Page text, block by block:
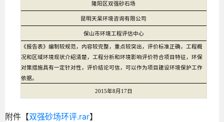
隆阳区双强砂石场
昆明天杲环境咨询有限公司
保山市环境工程评估中心
《报告表》编制较规范，内容较完整，重点较突出，评价标准正确，工程概
况和区域环境现状介绍清楚，工程分析和环境影响评价符合项目特征，环保
对策措施具有一定针对性，评价结论可信，可以作为项目建设环境保护工作
依据。
2015年8月 17日
附件【双强砂场环评.rar】